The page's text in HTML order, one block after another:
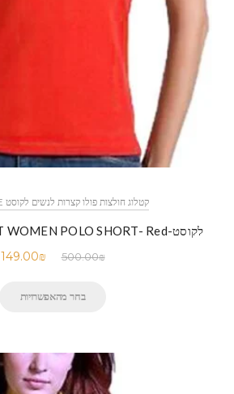
קטלוג חולצות פולו קצרות לנשים לקוסט LACOSTE
לקוסט-LACSOTE TSHIRT WOMEN POLO SHORT- Red
500.00₪
149.00₪
בחר מהאפשרויות